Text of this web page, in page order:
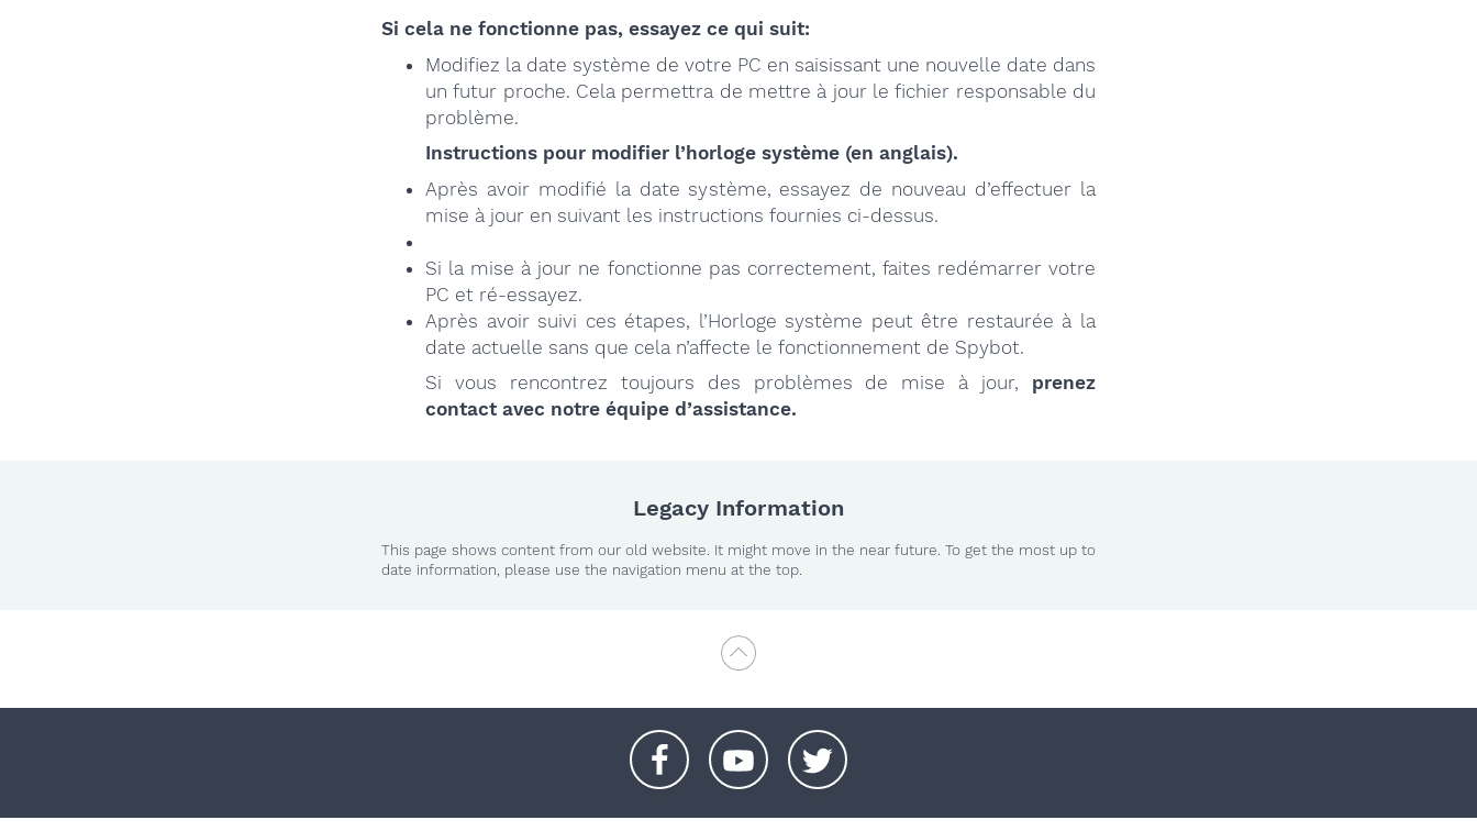
Si cela ne fonctionne pas, essayez ce qui suit:
Modifiez la date système de votre PC en saisissant une nouvelle date dans
un futur proche. Cela permettra de mettre à jour le fichier responsable du
problème.
Instructions pour modifier l’horloge système (en anglais).
Après avoir modifié la date système, essayez de nouveau d’effectuer la
mise à jour en suivant les instructions fournies ci-dessus.
Si la mise à jour ne fonctionne pas correctement, faites redémarrer votre
PC et ré-essayez.
Après avoir suivi ces étapes, l’Horloge système peut être restaurée à la
date actuelle sans que cela n’affecte le fonctionnement de Spybot.
Si vous rencontrez toujours des problèmes de mise à jour, prenez
contact avec notre équipe d’assistance.
Legacy Information
This page shows content from our old website. It might move in the near future. To get the most up to
date information, please use the navigation menu at the top.